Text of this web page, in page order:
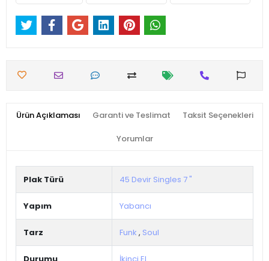
Ürün Açıklaması Garanti ve Teslimat Taksit Seçenekleri
Yorumlar
Plak Türü 45 Devir Singles 7 "
Yapım Yabancı
Tarz Funk , Soul